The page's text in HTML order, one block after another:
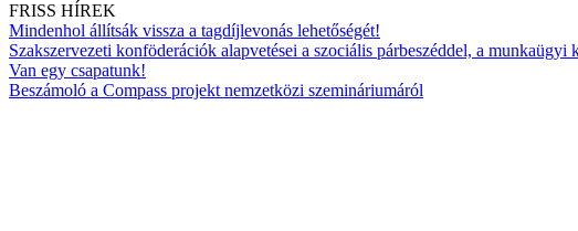
FRISS HÍREK
Mindenhol állítsák vissza a tagdíjlevonás lehetőségét!
Szakszervezeti konföderációk alapvetései a szociális párbeszéddel, a
Van egy csapatunk!
Beszámoló a Compass projekt nemzetközi szemináriumáról